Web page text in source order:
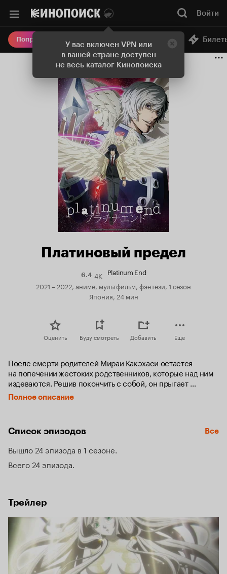
У вас включен VPN или
в вашей стране доступен
не весь каталог Кинопоиска
Войти
Попробовать Плюс Онлайн-кинотеатр
Платиновый предел
6.4Рейтинг
Кинопоиска
6.4
4K Platinum End
2021 – 2022, аниме, мультфильм, фэнтези, 1 сезон
Япония, 24 мин
Оценить Буду смотреть Добавить Еще
После смерти родителей Мираи Какэхаси остается
на попечении жестоких родственников, которые над ним
издеваются. Решив покончить с собой, он прыгает
с крыши, но его спасает крылатая девушка Нассэ.
Она представляется ангелом-хранителем юноши
в течение 999 дней победить двенадцать других
Полное описание
Список эпизодов Все
Вышло 24 эпизода в 1 сезоне
Всего 24 эпизода
Трейлер